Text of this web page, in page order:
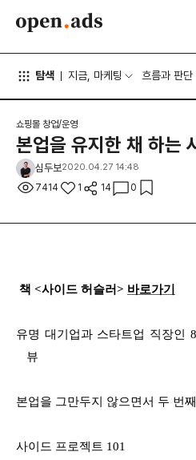
탐색 지금, 마케팅 흐름과 판단
쇼핑몰 창업/운영
본업을 유지한 채 하는
심두보2020.04.27 14:48
7414 1 14 0
책 <사이드 허슬러> 바로가기
유명 대기업과 스타트업 직장인 8
뷰
본업을 그만두지 않으면서 두 번
사이드 프로젝트 101